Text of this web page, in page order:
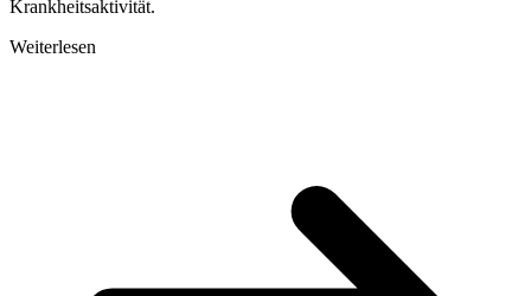
Krankheitsaktivität.
Weiterlesen